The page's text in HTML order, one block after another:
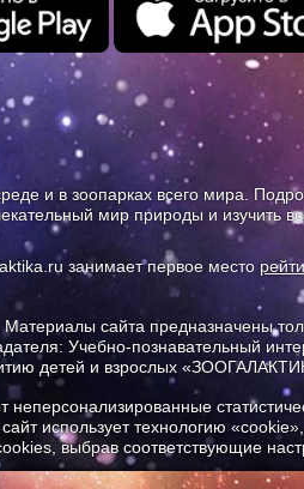
и в зоопарках всего мира.
мир природы и изучить
занимает первое место
сайта предназначены
Учебно-познавательный
детей и взрослых
неперсонализированные
использует технологию
выбрав соответствующие